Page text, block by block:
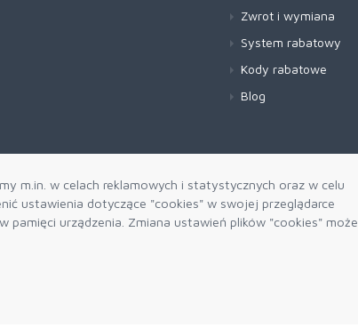
m.in. w celach reklamowych i statystycznych oraz w celu
ustawienia dotyczące "cookies" w swojej przeglądarce
urządzenia. Zmiana ustawień plików "cookies" może
Zwrot i wymiana
System rabatowy
Kody rabatowe
Blog